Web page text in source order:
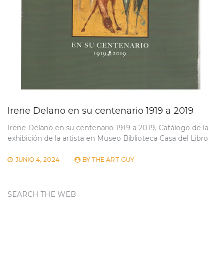
Irene Delano en su centenario 1919 a 2019
Irene Delano en su centenario 1919 a 2019, Catálogo de la
exhibición de la artista en Museo Biblioteca Casa del Libro
JUNIO 4, 2024 BY THE ART GUY
SEARCH THE WEB